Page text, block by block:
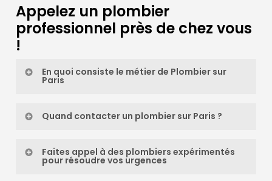
Appelez un plombier
professionnel près de chez vous
!
En quoi consiste le métier de Plombier sur
Paris
Prestations
Germain-l’Auxerrois
Quand contacter un plombier sur Paris ?
C’est très simple, une fois qu’un
problème de tuyau est détecté. Ce
Faites appel à des plombiers expérimentés
pour résoudre vos urgences